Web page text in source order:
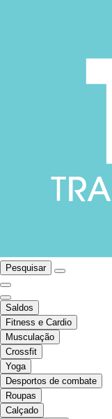
Pesquisar
Saldos
Fitness e Cardio
Musculação
Crossfit
Yoga
Desportos de combate
Roupas
Calçado